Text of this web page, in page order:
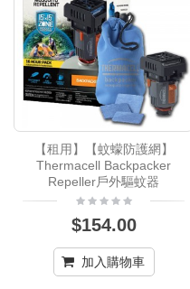
【租用】【蚊蠓防護網】
Thermacell Backpacker
Repeller戶外驅蚊器
$154.00
加入購物車